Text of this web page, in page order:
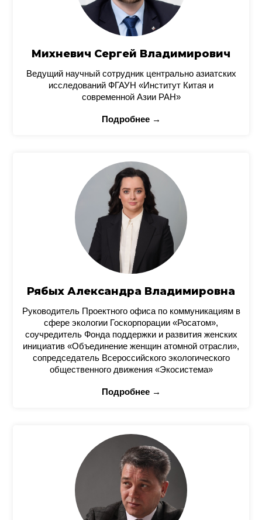
Михневич Сергей Владимирович
Ведущий научный сотрудник центрально азиатских
исследований ФГАУН «Институт Китая и
современной Азии РАН»
Подробнее →
Рябых Александра Владимировна
Руководитель Проектного офиса по коммуникациям в
сфере экологии Госкорпорации «Росатом»,
соучредитель Фонда поддержки и развития женских
инициатив «Объединение женщин атомной отрасли»,
сопредседатель Всероссийского экологического
общественного движения «Экосистема»
Подробнее →